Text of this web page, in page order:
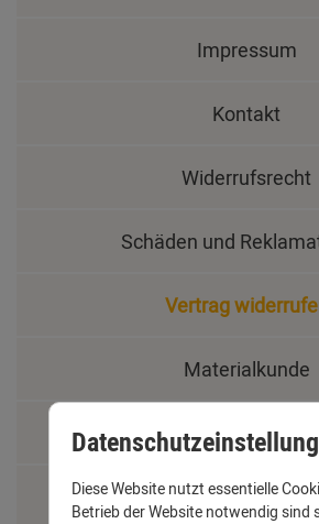
Impressum
Kontakt
Widerrufsrecht
Schäden und
Vertrag
Materialkunde
Fachbegriffe
Jobs
Diese Website nutzt essentielle
Betrieb der Website notwendig sind